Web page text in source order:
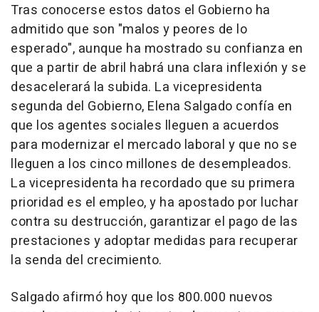
Tras conocerse estos datos el Gobierno ha
admitido que son "malos y peores de lo
esperado", aunque ha mostrado su confianza en
que a partir de abril habrá una clara inflexión y se
desacelerará la subida. La vicepresidenta
segunda del Gobierno, Elena Salgado confía en
que los agentes sociales lleguen a acuerdos
para modernizar el mercado laboral y que no se
lleguen a los cinco millones de desempleados.
La vicepresidenta ha recordado que su primera
prioridad es el empleo, y ha apostado por luchar
contra su destrucción, garantizar el pago de las
prestaciones y adoptar medidas para recuperar
la senda del crecimiento.
Salgado afirmó hoy que los 800.000 nuevos